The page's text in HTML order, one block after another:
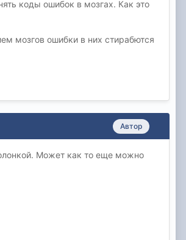
коды ошибок в мозгах. Как это
мозгов ошибки в них стирабются
Автор
Может как то еще можно